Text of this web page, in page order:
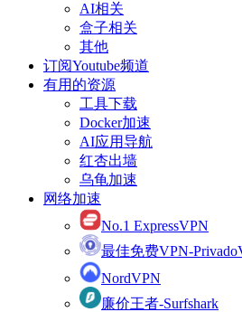
AI相关
盒子相关
其他
订阅Youtube频道
有用的资源
工具下载
Docker加速
AI应用导航
红杏出墙
乌龟加速
网络加速
No.1 ExpressVPN
最佳免费VPN-
NordVPN
廉价王者-Surfshark